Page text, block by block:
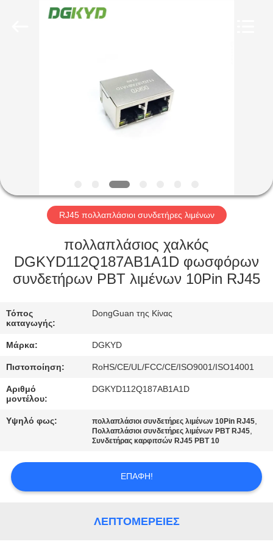
ΠΕΡΊΠΟΥ
ΕΜΕΊΣ
ΓΎΡΟΣ
ΕΡΓΟΣΤΑΣΊΩΝ
ΠΟΙΟΤΙΚΌΣ
ΈΛΕΓΧΟΣ
ΜΑΣ
ΕΛΆΤΕ
ΣΕ
ΖΗΤΉΣΤΕ
RJ45 πολλαπλάσιοι συνδετήρες λιμένων
πολλαπλάσιος χαλκός
DGKYD112Q187AB1A1D φωσφόρων
συνδετήρων PBT λιμένων 10Pin RJ45
Τόπος
καταγωγής:
DongGuan της Κίνας
Μάρκα: DGKYD
Πιστοποίηση: RoHS/CE/UL/FCC/CE/ISO9001/ISO14001
Αριθμό
μοντέλου:
DGKYD112Q187AB1A1D
Υψηλό φως: πολλαπλάσιοι συνδετήρες λιμένων 10Pin RJ45,
Πολλαπλάσιοι συνδετήρες λιμένων PBT RJ45,
Συνδετήρας καρφιτσών RJ45 PBT 10
ΕΠΑΦΉ!
ΛΕΠΤΟΜΈΡΕΙΕΣ